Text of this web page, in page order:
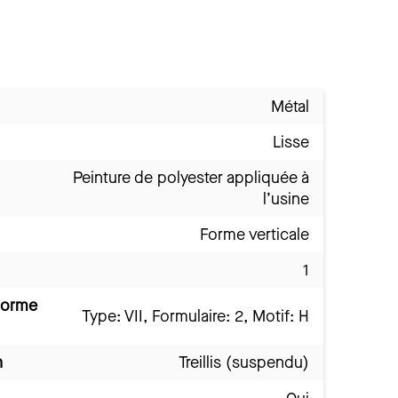
Métal
Lisse
Peinture de polyester appliquée à
l’usine
Forme verticale
1
Type: VII, Formulaire: 2, Motif: H
Treillis (suspendu)